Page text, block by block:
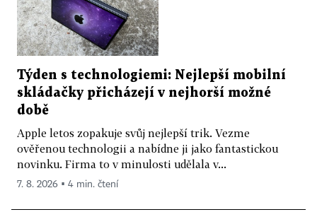
Týden s technologiemi: Nejlepší mobilní
skládačky přicházejí v nejhorší možné
době
Apple letos zopakuje svůj nejlepší trik. Vezme
ověřenou technologii a nabídne ji jako fantastickou
novinku. Firma to v minulosti udělala v...
7. 8. 2026 ▪ 4 min. čtení